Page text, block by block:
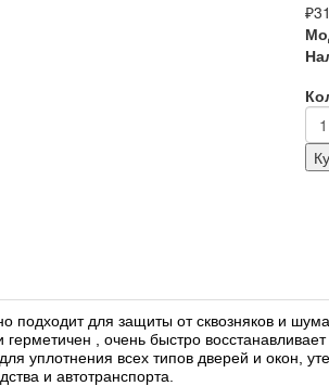
подходит для защиты от сквозняков и
, очень быстро
уплотнения всех типов дверей и окон,
и автотранспорта.